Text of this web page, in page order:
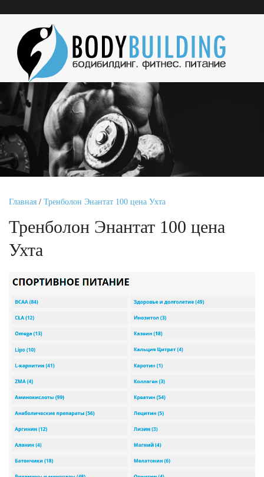
Главная / Тренболон Энантат 100 цена Ухта
Тренболон Энантат 100 цена
Ухта